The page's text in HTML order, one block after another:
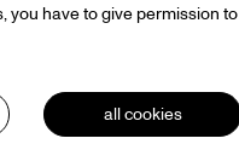
you have to give permission to
all cookies